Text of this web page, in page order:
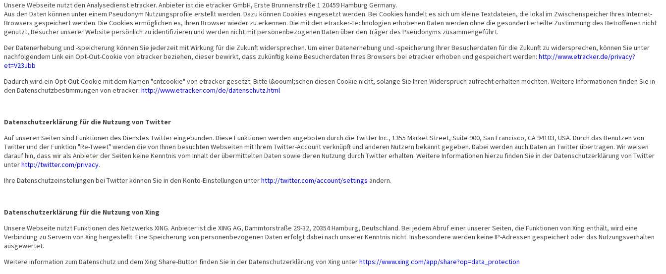
Unsere Webseite nutzt den Analysedienst etracker. Anbieter ist die etracker GmbH, Erste Brunnenstraße 1 20459 Hamburg Germany.
Aus den Daten können unter einem Pseudonym Nutzungsprofile erstellt werden. Dazu können Cookies eingesetzt werden. Bei Cookies handelt es sich um kleine Textdateien, die lokal im Zwischenspeicher Ihres Internet-
Browsers gespeichert werden. Die Cookies ermöglichen es, Ihren Browser wieder zu erkennen. Die mit den etracker-Technologien erhobenen Daten werden ohne die gesondert erteilte Zustimmung des Betroffenen nicht
genutzt, Besucher unserer Website persönlich zu identifizieren und werden nicht mit personenbezogenen Daten über den Träger des Pseudonyms zusammengeführt.
Der Datenerhebung und -speicherung können Sie jederzeit mit Wirkung für die Zukunft widersprechen. Um einer Datenerhebung und -speicherung Ihrer Besucherdaten für die Zukunft zu widersprechen, können Sie unter
nachfolgendem Link ein Opt-Out-Cookie von etracker beziehen, dieser bewirkt, dass zukünftig keine Besucherdaten Ihres Browsers bei etracker erhoben und gespeichert werden: http://www.etracker.de/privacy?
et=V23Jbb
Dadurch wird ein Opt-Out-Cookie mit dem Namen "cntcookie" von etracker gesetzt. Bitte l&oouml;schen diesen Cookie nicht, solange Sie Ihren Widerspruch aufrecht erhalten möchten. Weitere Informationen finden Sie in
den Datenschutzbestimmungen von etracker: http://www.etracker.com/de/datenschutz.html
Datenschutzerklärung für die Nutzung von Twitter
Auf unseren Seiten sind Funktionen des Dienstes Twitter eingebunden. Diese Funktionen werden angeboten durch die Twitter Inc., 1355 Market Street, Suite 900, San Francisco, CA 94103, USA. Durch das Benutzen von
Twitter und der Funktion "Re-Tweet" werden die von Ihnen besuchten Webseiten mit Ihrem Twitter-Account verknüpft und anderen Nutzern bekannt gegeben. Dabei werden auch Daten an Twitter übertragen. Wir weisen
darauf hin, dass wir als Anbieter der Seiten keine Kenntnis vom Inhalt der übermittelten Daten sowie deren Nutzung durch Twitter erhalten. Weitere Informationen hierzu finden Sie in der Datenschutzerklärung von Twitter
unterhttp://twitter.com/privacy.
Ihre Datenschutzeinstellungen bei Twitter können Sie in den Konto-Einstellungen unterhttp://twitter.com/account/settings ändern.
Datenschutzerklärung für die Nutzung von Xing
Unsere Webseite nutzt Funktionen des Netzwerks XING. Anbieter ist die XING AG, Dammtorstraße 29-32, 20354 Hamburg, Deutschland. Bei jedem Abruf einer unserer Seiten, die Funktionen von Xing enthält, wird eine
Verbindung zu Servern von Xing hergestellt. Eine Speicherung von personenbezogenen Daten erfolgt dabei nach unserer Kenntnis nicht. Insbesondere werden keine IP-Adressen gespeichert oder das Nutzungsverhalten
ausgewertet.
Weitere Information zum Datenschutz und dem Xing Share-Button finden Sie in der Datenschutzerklärung von Xing unterhttps://www.xing.com/app/share?op=data_protection